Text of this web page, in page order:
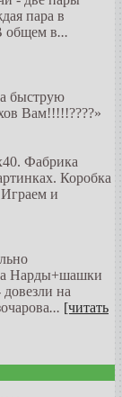
пара в
общем в...
быструю
Вам!!!!!????»
Фабрика
Коробка
и
Нарды+шашки
на
... [читать